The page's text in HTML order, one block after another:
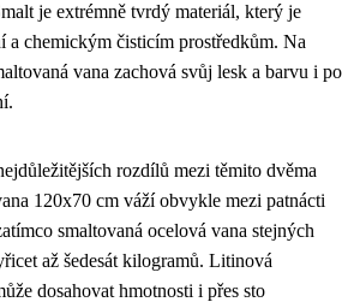
je extrémně tvrdý materiál, který je
a chemickým čisticím prostředkům. Na
vana zachová svůj lesk a barvu i po
rozdílů mezi těmito dvěma
120x70 cm váží obvykle mezi patnácti
smaltovaná ocelová vana stejných
až šedesát kilogramů. Litinová
dosahovat hmotnosti i přes sto